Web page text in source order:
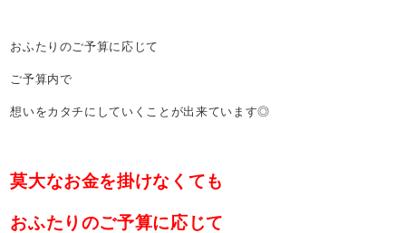
おふたりのご予算に応じて
ご予算内で
想いをカタチにしていくことが出来ています◎
莫大なお金を掛けなくても
おふたりのご予算に応じて